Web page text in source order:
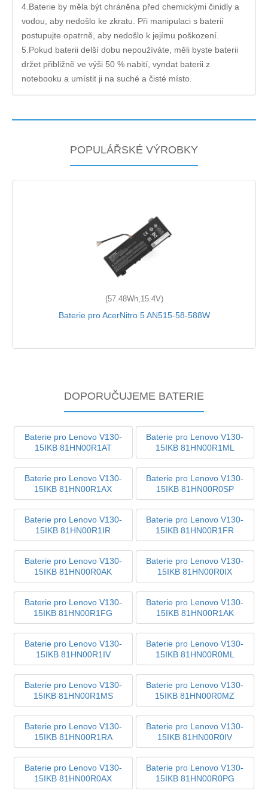
4.Baterie by měla být chráněna před chemickými činidly a
vodou, aby nedošlo ke zkratu. Při manipulaci s baterií
postupujte opatrně, aby nedošlo k jejímu poškození.
5.Pokud baterii delší dobu nepoužíváte, měli byste baterii
držet přibližně ve výši 50 % nabití, vyndat baterii z
notebooku a umístit ji na suché a čisté místo.
POPULÁŘSKÉ VÝROBKY
(57.48Wh,15.4V)
Baterie pro AcerNitro 5 AN515-58-588W
DOPORUČUJEME BATERIE
Baterie pro Lenovo V130-
15IKB 81HN00R1AT
Baterie pro Lenovo V130-
15IKB 81HN00R1ML
Baterie pro Lenovo V130-
15IKB 81HN00R1AX
Baterie pro Lenovo V130-
15IKB 81HN00R0SP
Baterie pro Lenovo V130-
15IKB 81HN00R1IR
Baterie pro Lenovo V130-
15IKB 81HN00R1FR
Baterie pro Lenovo V130-
15IKB 81HN00R0AK
Baterie pro Lenovo V130-
15IKB 81HN00R0IX
Baterie pro Lenovo V130-
15IKB 81HN00R1FG
Baterie pro Lenovo V130-
15IKB 81HN00R1AK
Baterie pro Lenovo V130-
15IKB 81HN00R1IV
Baterie pro Lenovo V130-
15IKB 81HN00R0ML
Baterie pro Lenovo V130-
15IKB 81HN00R1MS
Baterie pro Lenovo V130-
15IKB 81HN00R0MZ
Baterie pro Lenovo V130-
15IKB 81HN00R1RA
Baterie pro Lenovo V130-
15IKB 81HN00R0IV
Baterie pro Lenovo V130-
15IKB 81HN00R0AX
Baterie pro Lenovo V130-
15IKB 81HN00R0PG